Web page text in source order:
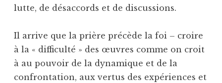
lutte, de désaccords et de discussions.
Il arrive que la prière précède la foi – croire
à la « difficulté » des œuvres comme on croit
à au pouvoir de la dynamique et de la
confrontation, aux vertus des expériences et